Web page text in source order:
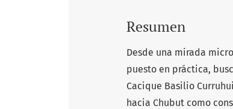
Resumen
Desde una mirada
puesto en práctica,
Cacique Basilio
hacia Chubut como